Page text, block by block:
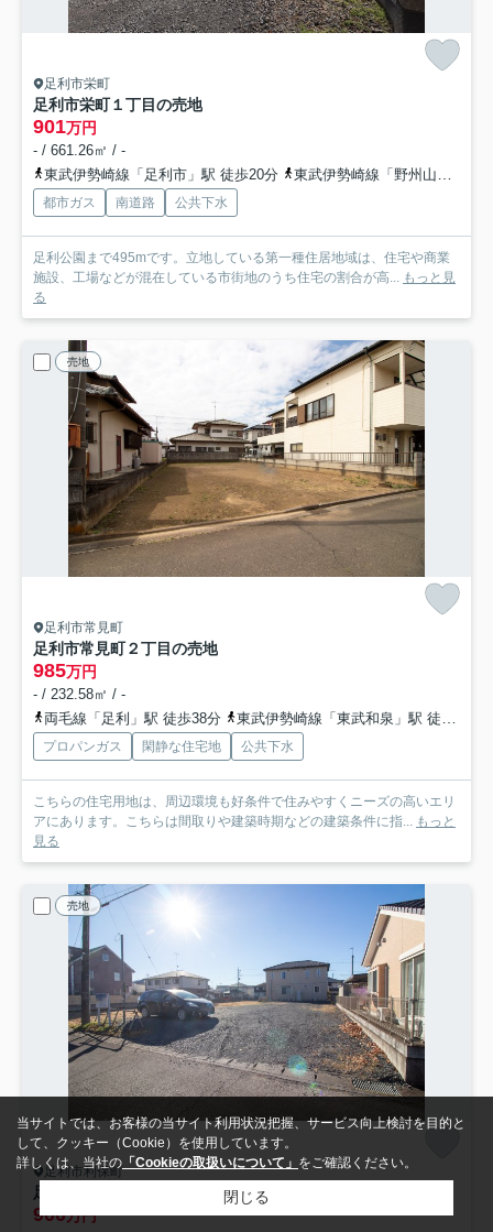
足利市栄町
足利市栄町１丁目の売地
901万円
- / 661.26㎡ / -
東武伊勢崎線「足利市」駅 徒歩20分
東武伊勢崎線「野州山辺」駅 徒歩28分
都市ガス 南道路 公共下水
足利公園まで495mです。立地している第一種住居地域は、住宅や商業
施設、工場などが混在している市街地のうち住宅の割合が高... もっと見
る
売地
足利市常見町
足利市常見町２丁目の売地
985万円
- / 232.58㎡ / -
両毛線「足利」駅 徒歩38分
東武伊勢崎線「東武和泉」駅 徒歩48分
プロパンガス 閑静な住宅地 公共下水
こちらの住宅用地は、周辺環境も好条件で住みやすくニーズの高いエリ
アにあります。こちらは間取りや建築時期などの建築条件に指... もっと
見る
売地
足利市利保町
足利市利保町１丁目の売地
900万円
当サイトでは、お客様の当サイト利用状況把握、サービス向上検討を目的と
して、クッキー（Cookie）を使用しています。
詳しくは、当社の 「Cookieの取扱いについて」 をご確認ください。
閉じる